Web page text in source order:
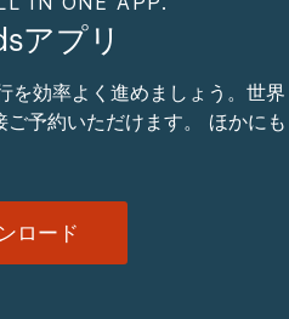
アプリ
を効率よく進めましょう。世界
予約いただけます。 ほかにも
ロード